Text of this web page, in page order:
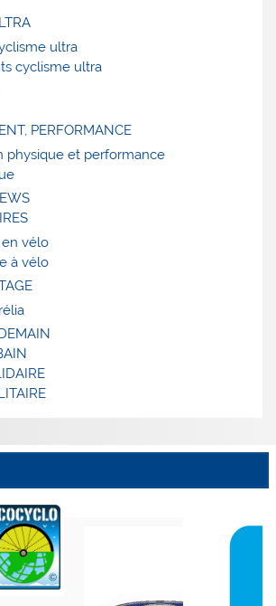
ultra
cyclisme ultra
PERFORMANCE
physique et performance
en vélo
à vélo